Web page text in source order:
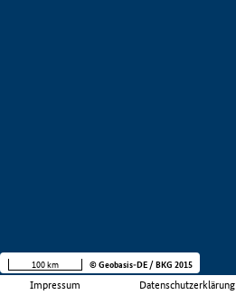
Impressum Datenschutzerklärung
100 km © Geobasis-DE / BKG 2015